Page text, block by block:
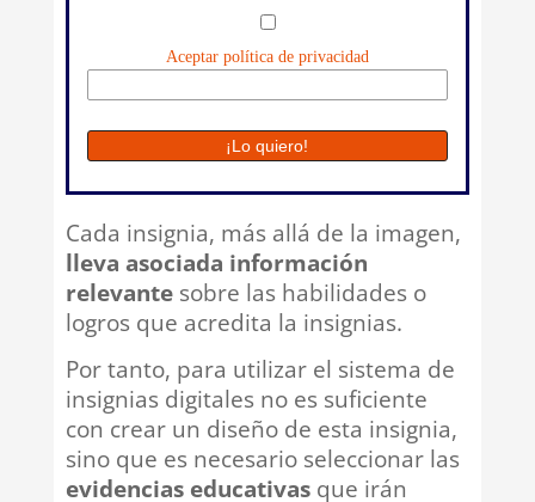
Aceptar política de privacidad
Cada insignia, más allá de la imagen,
lleva asociada información
relevante sobre las habilidades o
logros que acredita la insignias.
Por tanto, para utilizar el sistema de
insignias digitales no es suficiente
con crear un diseño de esta insignia,
sino que es necesario seleccionar las
evidencias educativasque irán